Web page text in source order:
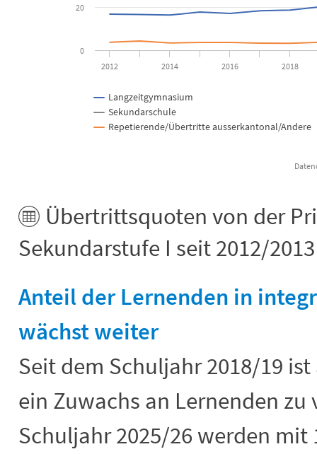
Langzeitgymnasium
Sekundarschule
Repetierende/Übertritte ausserkantonal/Andere
2012 2014 2016 2018
0
20
Übertrittsquoten von der
Sekundarstufe I seit 2012/2013
Anteil der Lernenden in
wächst weiter
Seit dem Schuljahr 2018/19
ein Zuwachs an Lernenden zu
Schuljahr 2025/26 werden mit